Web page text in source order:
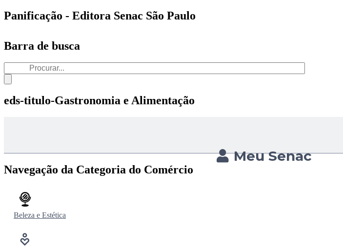
Meu Senac
Panificação - Editora Senac São Paulo
Barra de busca
eds-titulo-Gastronomia e Alimentação
Navegação da Categoria do Comércio
Beleza e Estética